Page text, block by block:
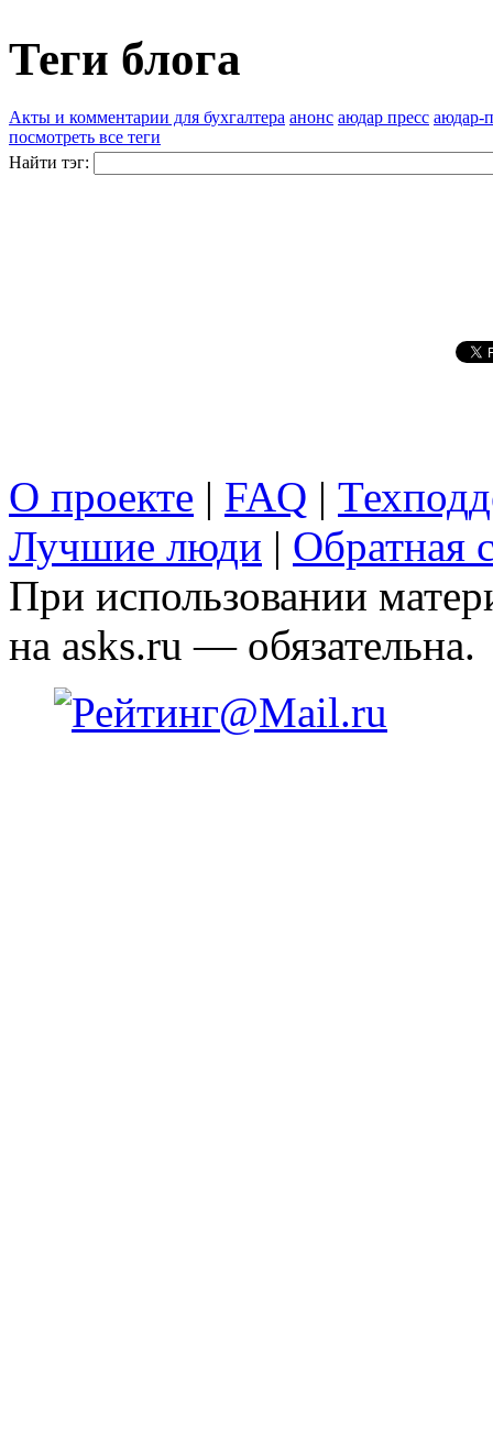
Теги блога
Акты и комментарии для бухгалтера анонс аюдар пресс аюдар-
посмотреть все теги
Найти тэг:
О проекте | FAQ |
Лучшие люди | Обратная
При использовании
на asks.ru — обязательна.